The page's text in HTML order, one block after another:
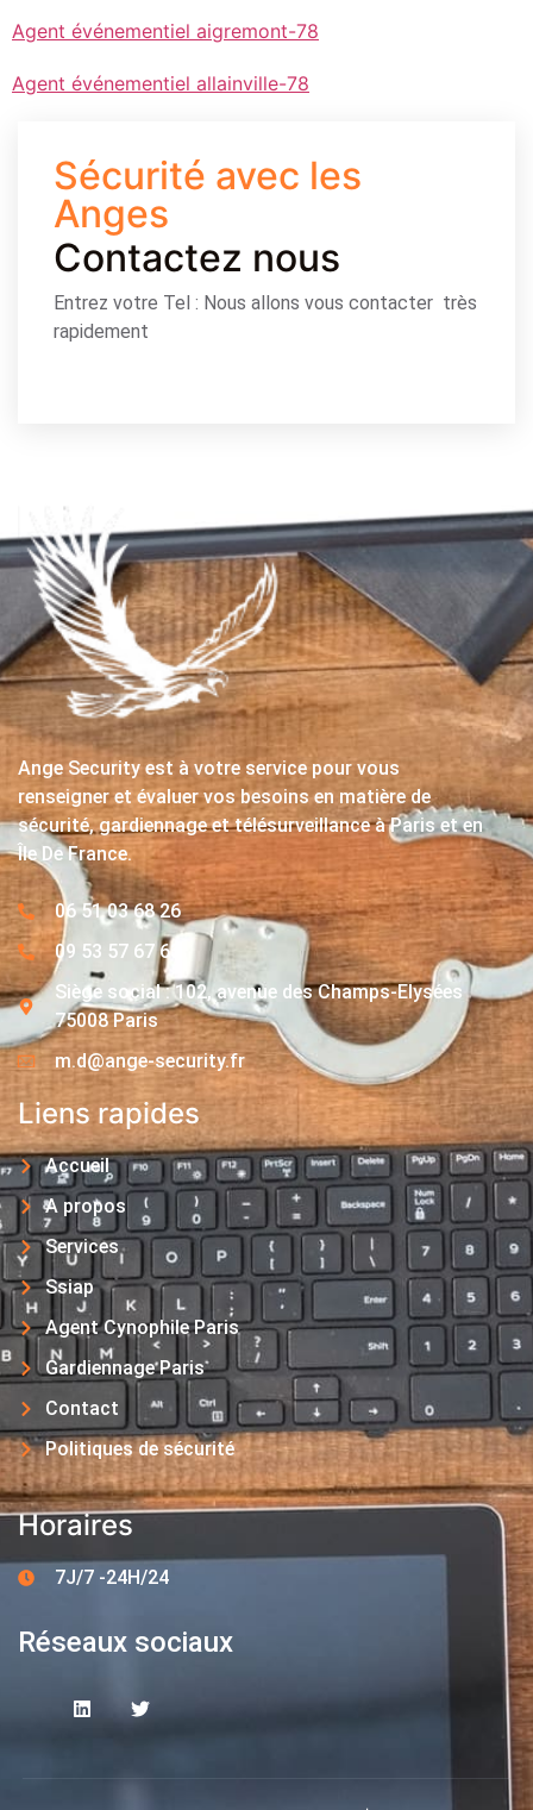
Agent événementiel aigremont-78
Agent événementiel allainville-78
Sécurité avec les
Anges
Contactez nous
Entrez votre Tel : Nous allons vous contacter très
rapidement
Ange Security est à votre service pour vous
renseigner et évaluer vos besoins en matière de
sécurité, gardiennage et télésurveillance à Paris et en
Île De France.
06 51 03 68 26
09 53 57 67 63
Siège social : 102, avenue des Champs-Elysées
75008 Paris
m.d@ange-security.fr
Liens rapides
Accueil
A propos
Services
Ssiap
Agent Cynophile Paris
Gardiennage Paris
Contact
Politiques de sécurité
Horaires
7J/7 -24H/24
Réseaux sociaux